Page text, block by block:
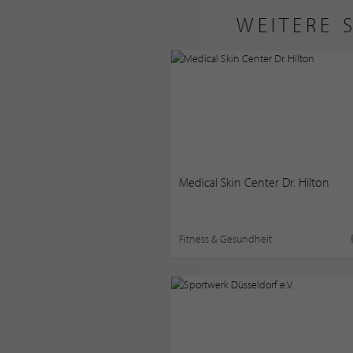
WEITERE
Medical Skin Center Dr. Hilton
Fitness & Gesundheit